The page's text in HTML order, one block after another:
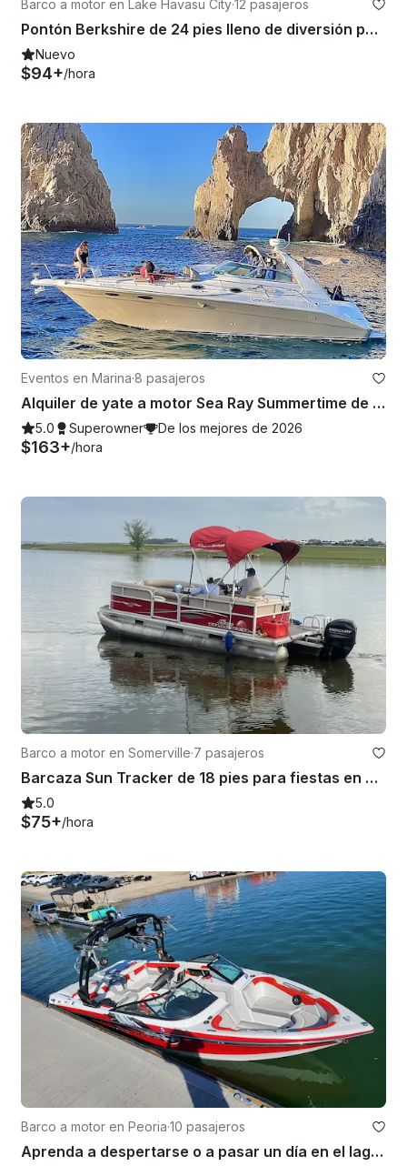
Barco a motor en Lake Havasu City·12 pasajeros
Pontón Berkshire de 24 pies lleno de diversión para 12 personas en Lake Havasu City
Nuevo
$94+/hora
Eventos en Marina·8 pasajeros
Alquiler de yate a motor Sea Ray Summertime de 34 pies en Cabo San Lucas, México
5.0 Superowner De los mejores de 2026
$163+/hora
Barco a motor en Somerville·7 pasajeros
Barcaza Sun Tracker de 18 pies para fiestas en pontones en el lago Sommerville en Brenham, Texas
5.0
$75+/hora
Barco a motor en Peoria·10 pasajeros
Aprenda a despertarse o a pasar un día en el lago con el Capitán Ed, ¡venga a vivir una aventura!